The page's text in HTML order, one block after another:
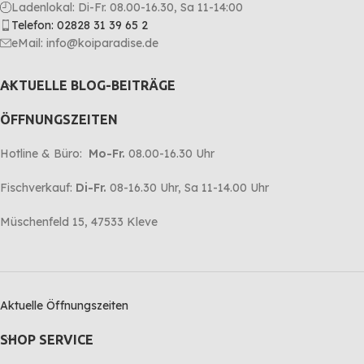
Ladenlokal: Di-Fr. 08.00-16.30, Sa 11-14:00
Telefon: 02828 31 39 65 2
eMail: info@koiparadise.de
AKTUELLE BLOG-BEITRÄGE
ÖFFNUNGSZEITEN
Hotline & Büro: Mo-Fr. 08.00-16.30 Uhr
Fischverkauf: Di-Fr. 08-16.30 Uhr, Sa 11-14.00 Uhr
Müschenfeld 15, 47533 Kleve
Aktuelle Öffnungszeiten
SHOP SERVICE